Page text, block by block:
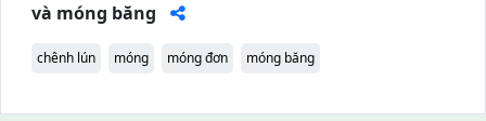
và móng băng
chênh lún móng móng đơn móng băng